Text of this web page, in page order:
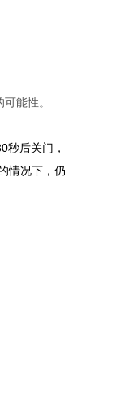
能性。
秒后关门，
情况下，仍